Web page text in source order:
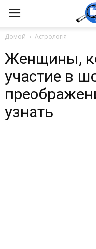
Домой Астрологія
Женщины,
участие в
узнать